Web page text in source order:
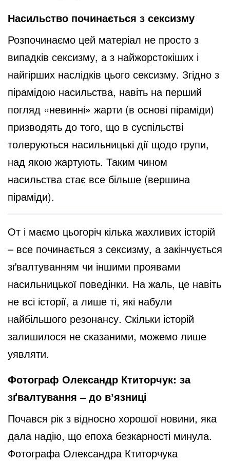
Насильство починається з сексизму
Розпочинаємо цей матеріал не просто з
випадків сексизму, а з найжорстокіших і
найгірших наслідків цього сексизму. Згідно з
пірамідою насильства, навіть на перший
погляд «невинні» жарти (в основі піраміди)
призводять до того, що в суспільстві
толеруються насильницькі дії щодо групи,
над якою жартують. Таким чином
насильства стає все більше (вершина
піраміди).
От і маємо цьогоріч кілька жахливих історій
– все починається з сексизму, а закінчується
зґвалтуванням чи іншими проявами
насильницької поведінки. На жаль, це навіть
не всі історії, а лише ті, які набули
найбільшого резонансу. Скільки історій
залишилося не сказаними, можемо лише
уявляти.
Фотограф Олександр Ктиторчук: за
зґвалтування – до вʼязниці
Почався рік з відносно хорошої новини, яка
дала надію, що епоха безкарності минула.
Фотографа Олександра Ктиторчука